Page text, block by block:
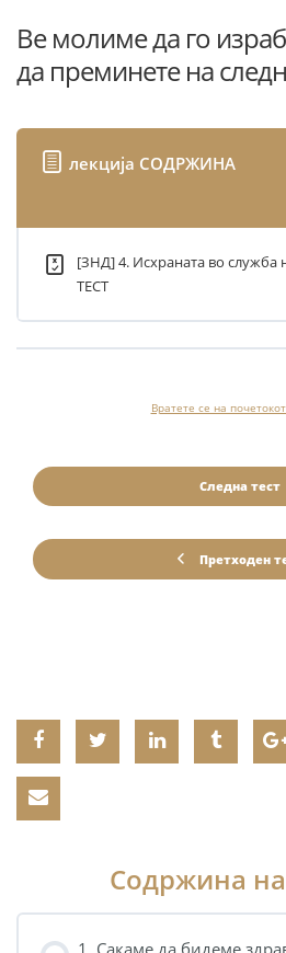
Ве молиме да го
да преминете на
лекција СОДРЖИНА
[ЗНД] 4. Исхраната во служба
ТЕСТ
Претходен
Вратете се на
Следна тест
Содржина
1. Сакаме да бидеме